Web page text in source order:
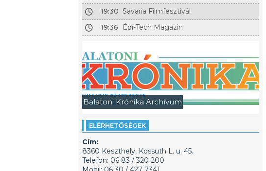
19:30 Savaria Filmfesztivál
19:36
Épí-Tech Magazin
Balatoni Krónika Archívum
ELÉRHETŐSÉGEK
Cím:
8360 Keszthely, Kossuth L. u. 45.
Telefon: 06 83 / 320 200